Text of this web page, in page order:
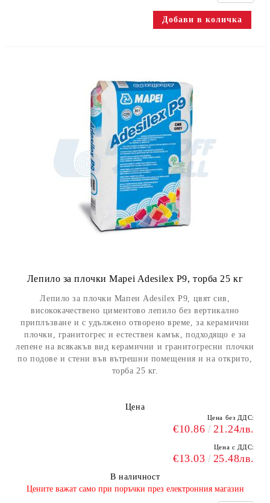
Лепило за плочки Mapei Adesilex P9, торба 25 кг
Лепило за плочки Мапеи Adesilex P9, цвят сив,
висококачествено циментово лепило без вертикално
приплъзване и с удължено отворено време, за керамични
плочки, гранитогрес и естествен камък, подходящо е за
лепене на всякакъв вид керамични и гранитогресни плочки
по подове и стени във вътрешни помещения и на открито,
торба 25 кг.
Цена
Цена без ДДС:
€10.86 21.24лв.
Цена с ДДС:
€13.03 25.48лв.
В наличност
​Цените важат само при поръчки през електронния магазин